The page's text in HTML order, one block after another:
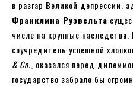
в разгар Великой депрессии,
Франклина Рузвельта
числе на крупные наследства.
соучредитель успешной
& Co. , оказался перед
государство забрало бы